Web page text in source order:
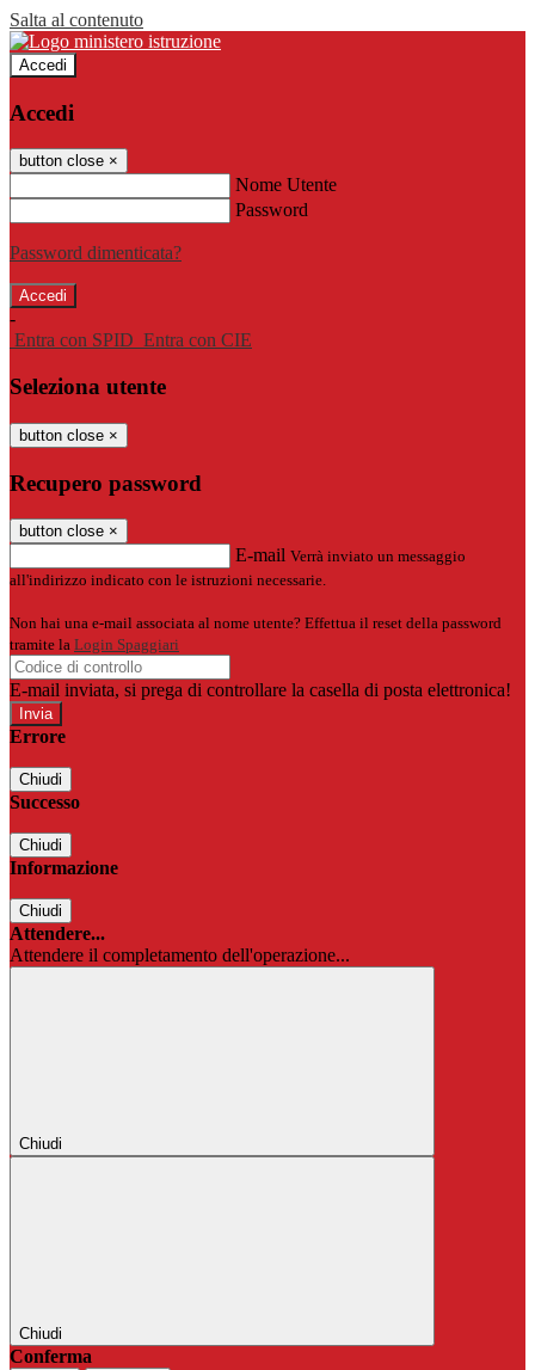
Salta al contenuto
Accedi
Accedi
button close ×
Nome Utente
Password
Password dimenticata?
-
Entra con SPID Entra con CIE
Seleziona utente
button close ×
Recupero password
button close ×
E-mail Verrà inviato un messaggio
all'indirizzo indicato con le istruzioni necessarie.
Non hai una e-mail associata al nome utente? Effettua il reset della password
tramite la Login Spaggiari
E-mail inviata, si prega di controllare la casella di posta elettronica!
Errore
Chiudi
Successo
Chiudi
Informazione
Chiudi
Attendere...
Attendere il completamento dell'operazione...
Chiudi
Chiudi
Conferma